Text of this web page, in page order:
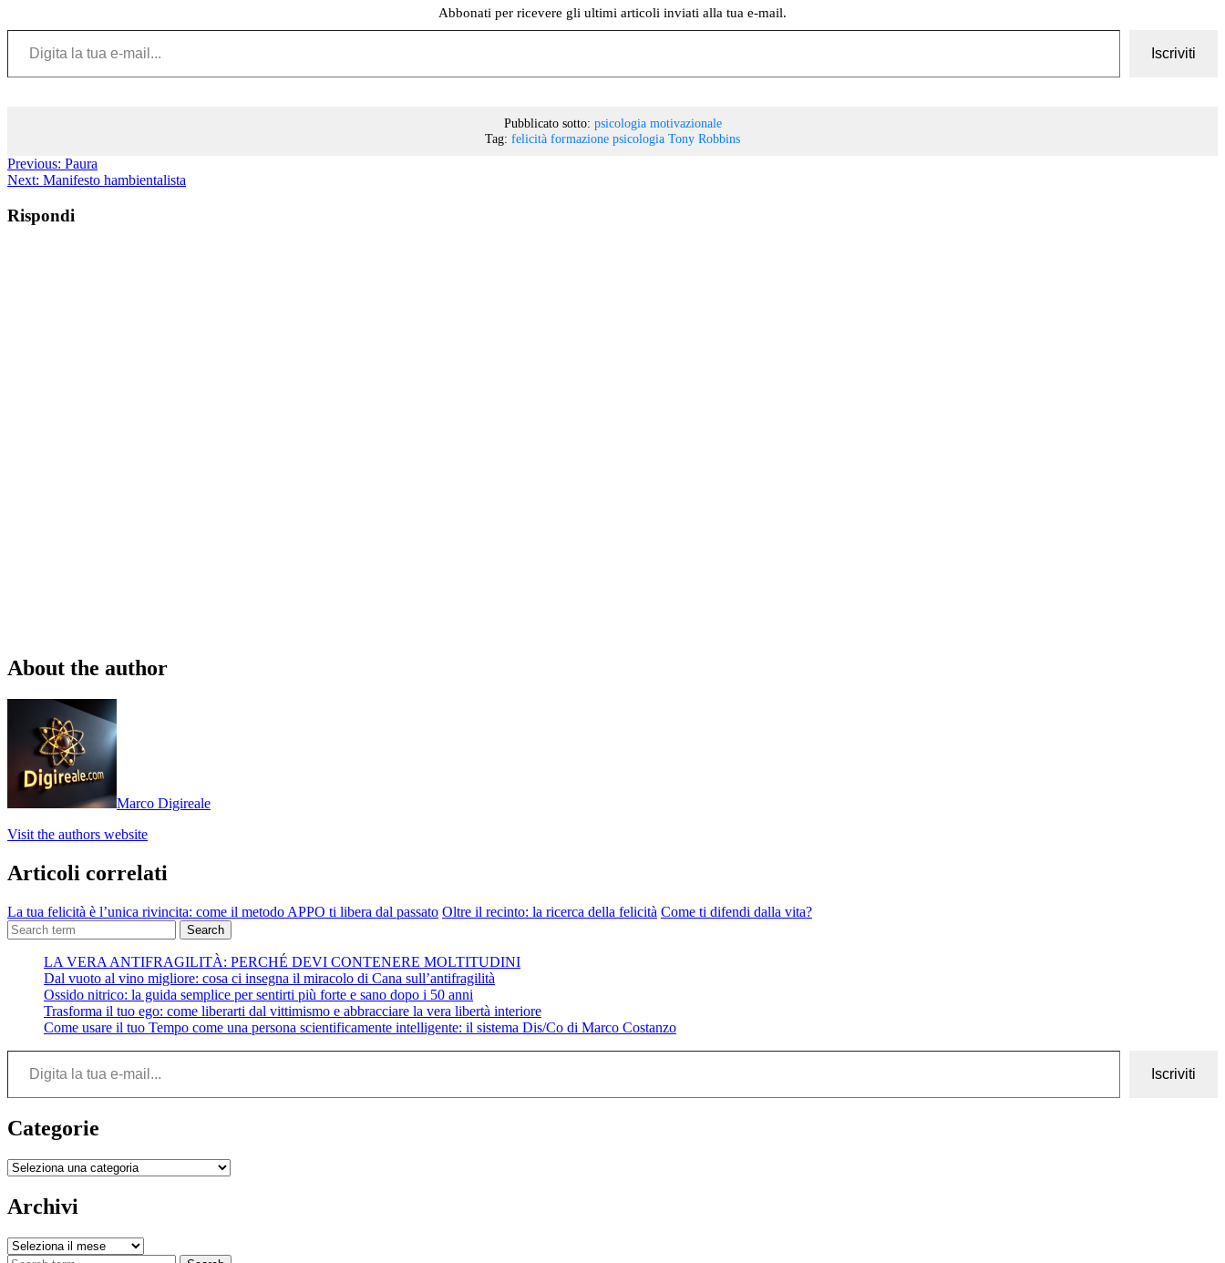
Abbonati per ricevere gli ultimi articoli inviati alla tua e-mail.
Digita la tua e-mail...
Iscriviti
Pubblicato sotto: psicologia motivazionale
Tag: felicità formazione psicologia Tony Robbins
Previous: Paura
Next: Manifesto hambientalista
Rispondi
About the author
Marco Digireale
Visit the authors website
Articoli correlati
La tua felicità è l’unica rivincita: come il metodo APPO ti libera dal passato Oltre il recinto: la ricerca della felicità Come ti difendi dalla vita?
Search
LA VERA ANTIFRAGILITÀ: PERCHÉ DEVI CONTENERE MOLTITUDINI
Dal vuoto al vino migliore: cosa ci insegna il miracolo di Cana sull’antifragilità
Ossido nitrico: la guida semplice per sentirti più forte e sano dopo i 50 anni
Trasforma il tuo ego: come liberarti dal vittimismo e abbracciare la vera libertà interiore
Come usare il tuo Tempo come una persona scientificamente intelligente: il sistema Dis/Co di Marco Costanzo
Digita la tua e-mail...
Iscriviti
Categorie
Categorie
Archivi
Archivi